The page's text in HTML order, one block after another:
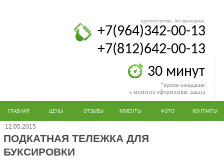
круглосуточно, без выходных
+7(964)342-00-13
+7(812)642-00-13
30 минут
*время ожидания
с момента оформления заказа
ГЛАВНАЯ ЦЕНЫ ОТЗЫВЫ КЛИЕНТЫ ФОТО КОНТАКТЫ
12.05.2015
ПОДКАТНАЯ ТЕЛЕЖКА ДЛЯ
БУКСИРОВКИ